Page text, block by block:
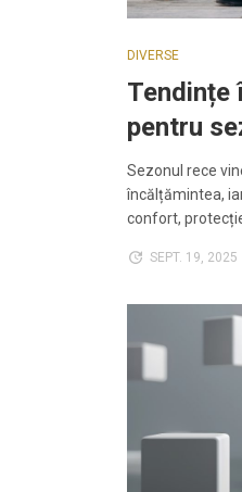
DIVERSE
Tendințe
pentru
Sezonul rece
încălțămintea,
confort, protecție
SEPT. 19, 2025